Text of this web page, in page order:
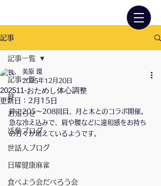
記事
記事一覧
絆
お知らせ
活動ブログ
世話人ブログ
日曜健康麻雀
食べよう会だべろう会
記事一覧
202511-おためし体心調整
美原 環
2025年12月20日
更新日： 2月15日
絆で205〜208回目、月と木とのコラボ開催。
急な冷え込みで、肩や腰などに違和感をお持ち
の方々が増えているようです。